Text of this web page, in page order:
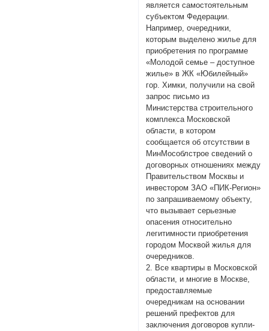
является самостоятельным
субъектом Федерации.
Например, очередники,
которым выделено жилье для
приобретения по программе
«Молодой семье – доступное
жилье» в ЖК «Юбилейный»
гор. Химки, получили на свой
запрос письмо из
Министерства строительного
комплекса Московской
области, в котором
сообщается об отсутствии в
МинМособлстрое сведений о
договорных отношениях между
Правительством Москвы и
инвестором ЗАО «ПИК-Регион»
по запрашиваемому объекту,
что вызывает серьезные
опасения относительно
легитимности приобретения
городом Москвой жилья для
очередников.
2. Все квартиры в Московской
области, и многие в Москве,
предоставляемые
очередникам на основании
решений префектов для
заключения договоров купли-